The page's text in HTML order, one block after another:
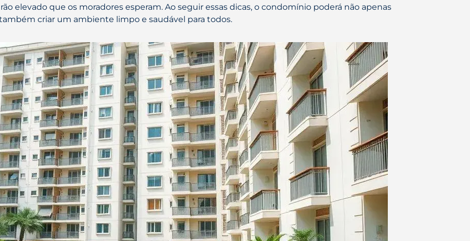
elevado que os moradores esperam. Ao seguir essas dicas, o condomínio poderá não apenas
criar um ambiente limpo e saudável para todos.